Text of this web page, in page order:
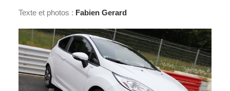
Texte et photos : Fabien Gerard